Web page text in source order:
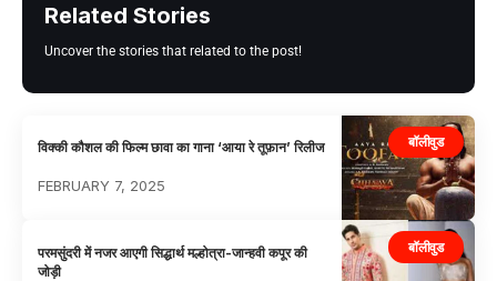
Related Stories
Uncover the stories that related to the post!
बॉलीवुड
विक्की कौशल की फिल्म छावा का गाना ‘आया रे तूफ़ान’ रिलीज
FEBRUARY 7, 2025
बॉलीवुड
परमसुंदरी में नजर आएगी सिद्धार्थ मल्होत्रा-जान्हवी कपूर की
जोड़ी